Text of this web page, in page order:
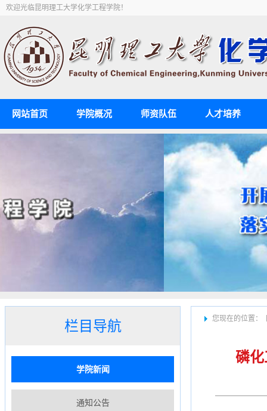
欢迎光临昆明理工大学化学工程学院！
网站首页 学院概况 师资队伍 人才培养
栏目导航
学院新闻
通知公告
您现在的位置：
磷